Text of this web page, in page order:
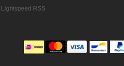
Lightspeed RSS